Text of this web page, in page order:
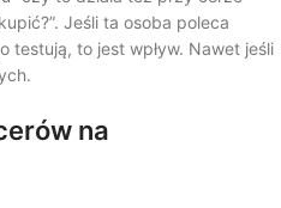
Jeśli ta osoba poleca
testują, to jest wpływ. Nawet jeśli
na